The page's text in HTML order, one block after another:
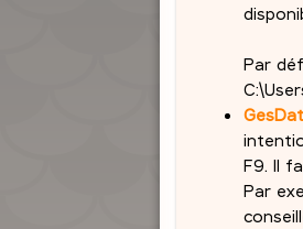
Par
F9. Il
Par